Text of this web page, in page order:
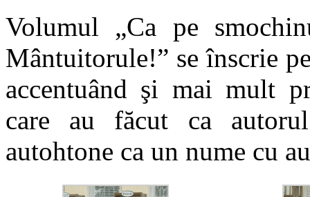
Volumul „Ca pe
Mântuitorule!” se înscrie
accentuând şi mai mult
care au făcut ca
autohtone ca un nume cu